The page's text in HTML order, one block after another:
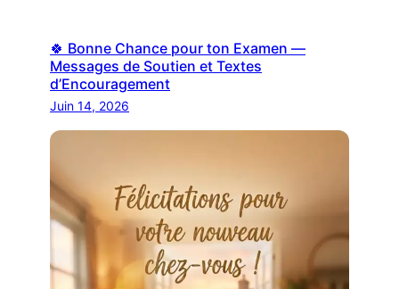
🍀 Bonne Chance pour ton Examen —
Messages de Soutien et Textes
d’Encouragement
Juin 14, 2026